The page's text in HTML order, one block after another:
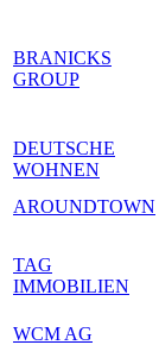
BRANICKS
GROUP
DEUTSCHE
WOHNEN
AROUNDTOWN
TAG
IMMOBILIEN
WCM AG